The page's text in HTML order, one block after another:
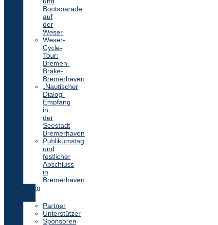
Bootsparade
auf
der
Weser
Weser-
Cycle-
Tour:
Bremen-
Brake-
Bremerhaven
„Nautischer
Dialog“
Empfang
in
der
Seestadt
Bremerhaven
Publikumstag
und
festlicher
Abschluss
in
Bremerhaven
Team
Partner
Unterstützer
Sponsoren